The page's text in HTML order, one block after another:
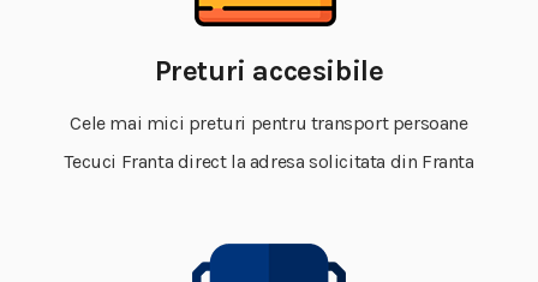
Preturi accesibile
Cele mai mici preturi pentru transport persoane
Tecuci Franta direct la adresa solicitata din Franta